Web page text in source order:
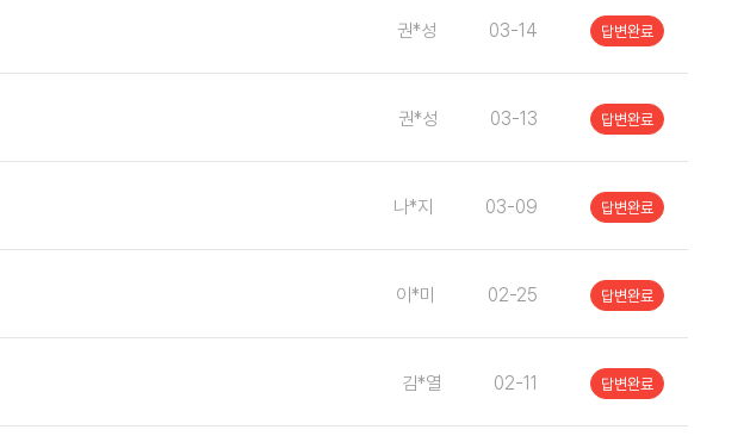
권*성 03-14 답변완료
권*성 03-13 답변완료
나*지 03-09 답변완료
이*미 02-25 답변완료
김*열 02-11 답변완료